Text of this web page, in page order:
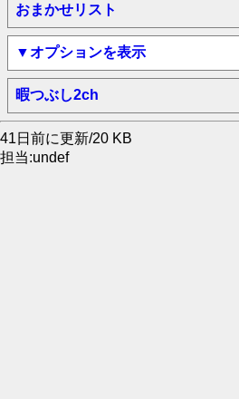
おまかせリスト
▼オプションを表示
暇つぶし2ch
41日前に更新/20 KB
担当:undef